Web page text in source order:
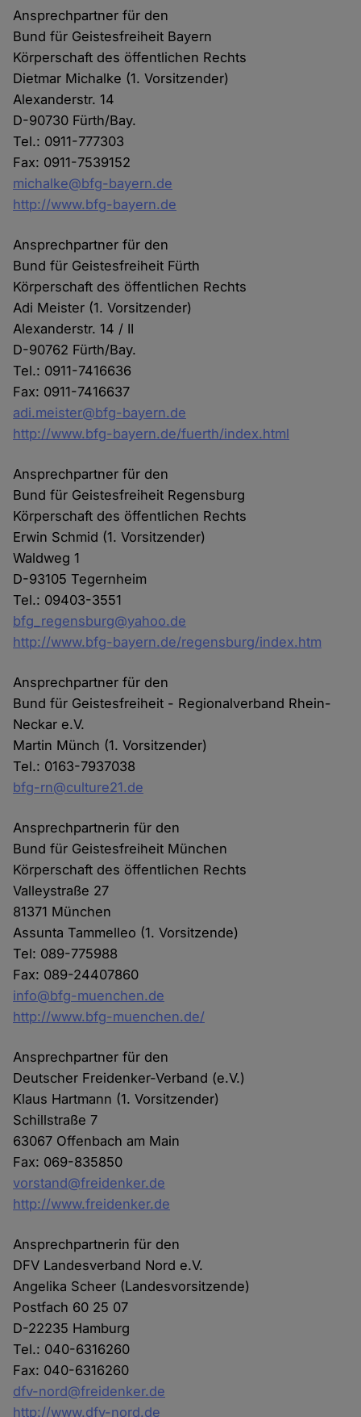
Ansprechpartner für den
Bund für Geistesfreiheit Bayern
Körperschaft des öffentlichen Rechts
Dietmar Michalke (1. Vorsitzender)
Alexanderstr. 14
D-90730 Fürth/Bay.
Tel.: 0911-777303
Fax: 0911-7539152
michalke@bfg-bayern.de
http://www.bfg-bayern.de
Ansprechpartner für den
Bund für Geistesfreiheit Fürth
Körperschaft des öffentlichen Rechts
Adi Meister (1. Vorsitzender)
Alexanderstr. 14 / II
D-90762 Fürth/Bay.
Tel.: 0911-7416636
Fax: 0911-7416637
adi.meister@bfg-bayern.de
http://www.bfg-bayern.de/fuerth/index.html
Ansprechpartner für den
Bund für Geistesfreiheit Regensburg
Körperschaft des öffentlichen Rechts
Erwin Schmid (1. Vorsitzender)
Waldweg 1
D-93105 Tegernheim
Tel.: 09403-3551
bfg_regensburg@yahoo.de
http://www.bfg-bayern.de/regensburg/index.htm
Ansprechpartner für den
Bund für Geistesfreiheit - Regionalverband Rhein-
Neckar e.V.
Martin Münch (1. Vorsitzender)
Tel.: 0163-7937038
bfg-rn@culture21.de
Ansprechpartnerin für den
Bund für Geistesfreiheit München
Körperschaft des öffentlichen Rechts
Valleystraße 27
81371 München
Assunta Tammelleo (1. Vorsitzende)
Tel: 089-775988
Fax: 089-24407860
info@bfg-muenchen.de
http://www.bfg-muenchen.de/
Ansprechpartner für den
Deutscher Freidenker-Verband (e.V.)
Klaus Hartmann (1. Vorsitzender)
Schillstraße 7
63067 Offenbach am Main
Fax: 069-835850
vorstand@freidenker.de
http://www.freidenker.de
Ansprechpartnerin für den
DFV Landesverband Nord e.V.
Angelika Scheer (Landesvorsitzende)
Postfach 60 25 07
D-22235 Hamburg
Tel.: 040-6316260
Fax: 040-6316260
dfv-nord@freidenker.de
http://www.dfv-nord.de